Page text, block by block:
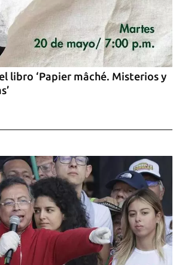
libro ‘Papier mâché. Misterios y